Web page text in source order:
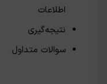
اطلاعات
نتیجه‌گیری
سوالات متداول